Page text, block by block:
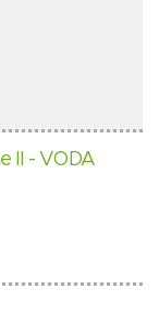
II - VODA